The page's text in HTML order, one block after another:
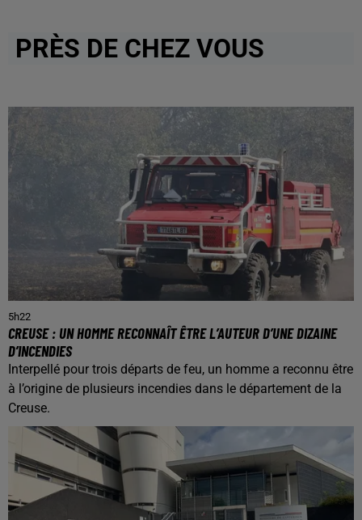
PRÈS DE CHEZ VOUS
5h22
CREUSE : UN HOMME RECONNAÎT ÊTRE L’AUTEUR D’UNE DIZAINE
D’INCENDIES
Interpellé pour trois départs de feu, un homme a reconnu être
à l’origine de plusieurs incendies dans le département de la
Creuse.